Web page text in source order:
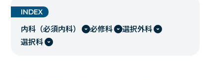
INDEX
内科（必須内科） 必修科
選択外科
選択科